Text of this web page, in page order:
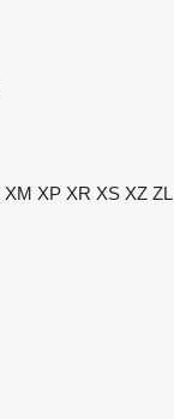
XM XP XR XS XZ ZL